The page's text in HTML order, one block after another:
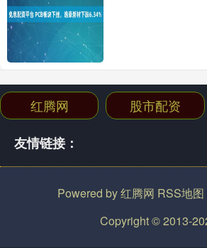
红腾网 股市配资
友情链接：
Powered by红腾网 RSS地图
Copyright© 2013-